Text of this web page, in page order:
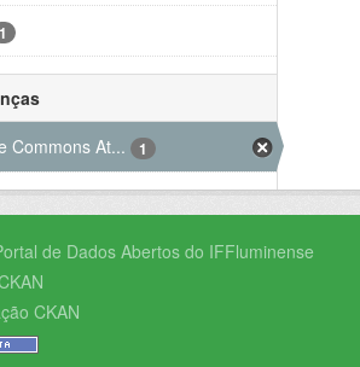
1
Commons At...
1
de Dados Abertos do IFFluminense
CKAN